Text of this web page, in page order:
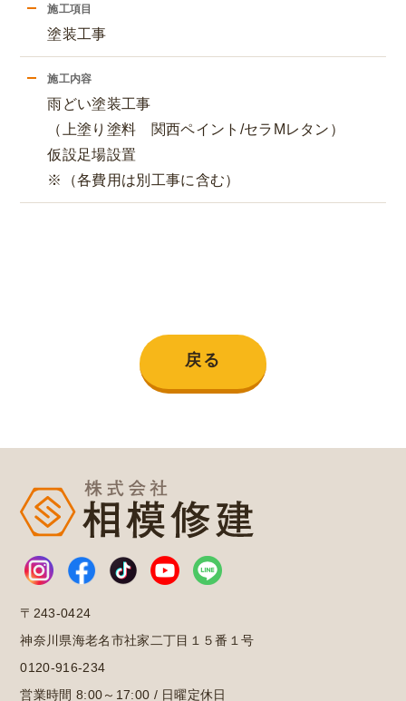
施工項目
塗装工事
施工内容
雨どい塗装工事
（上塗り塗料 関西ペイント/セラMレタン）
仮設足場設置
※（各費用は別工事に含む）
戻る
〒243-0424
神奈川県海老名市社家二丁目１５番１号
0120-916-234
営業時間 8:00～17:00 / 日曜定休日